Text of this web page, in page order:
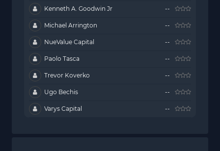
Kenneth A. Goodwin Jr --
Michael Arrington --
NueValue Capital --
Paolo Tasca --
Trevor Koverko --
Ugo Bechis --
Varys Capital --